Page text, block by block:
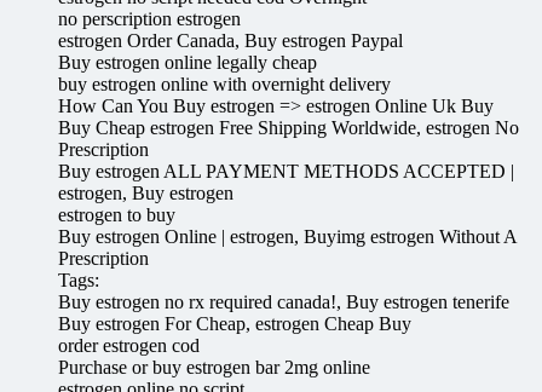
no perscription estrogen
estrogen Order Canada, Buy estrogen Paypal
Buy estrogen online legally cheap
buy estrogen online with overnight delivery
How Can You Buy estrogen => estrogen Online Uk Buy
Buy Cheap estrogen Free Shipping Worldwide, estrogen No
Prescription
Buy estrogen ALL PAYMENT METHODS ACCEPTED |
estrogen, Buy estrogen
estrogen to buy
Buy estrogen Online | estrogen, Buyimg estrogen Without A
Prescription
Tags:
Buy estrogen no rx required canada!, Buy estrogen tenerife
Buy estrogen For Cheap, estrogen Cheap Buy
order estrogen cod
Purchase or buy estrogen bar 2mg online